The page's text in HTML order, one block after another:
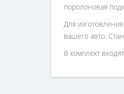
поролоновая
Для
вашего авто.
В комплект